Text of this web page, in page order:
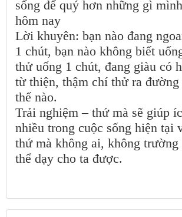
sống để quý hơn những gì
hôm nay
Lời khuyên: bạn nào đang
1 chút, bạn nào không biết
thử uống 1 chút, đang giàu có
từ thiện, thậm chí thử ra
thế nào.
Trải nghiệm – thứ mà sẽ giúp
nhiều trong cuộc sống hiện tại
thứ mà không ai, không
thể dạy cho ta được.